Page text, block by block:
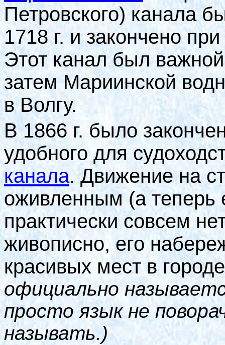
Петровского) канала
1718 г. и закончено
Этот канал был
затем Мариинской
в Волгу.
В 1866 г. было
удобного для
канала. Движение на
оживленным (а теперь
практически совсем
живописно, его
красивых мест в
официально
просто язык не
называть.)